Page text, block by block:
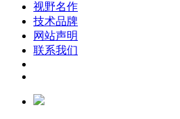
视野名作
技术品牌
网站声明
联系我们